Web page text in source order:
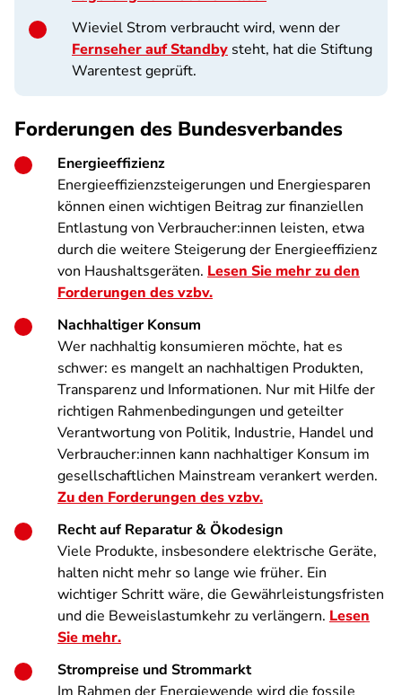
Wieviel Strom verbraucht wird, wenn der
Fernseher auf Standby steht, hat die Stiftung
Warentest geprüft.
Forderungen des Bundesverbandes
Energieeffizienz
Energieeffizienzsteigerungen und Energiesparen
können einen wichtigen Beitrag zur finanziellen
Entlastung von Verbraucher:innen leisten, etwa
durch die weitere Steigerung der Energieeffizienz
von Haushaltsgeräten. Lesen Sie mehr zu den
Forderungen des vzbv.
Nachhaltiger Konsum
Wer nachhaltig konsumieren möchte, hat es
schwer: es mangelt an nachhaltigen Produkten,
Transparenz und Informationen. Nur mit Hilfe der
richtigen Rahmenbedingungen und geteilter
Verantwortung von Politik, Industrie, Handel und
Verbraucher:innen kann nachhaltiger Konsum im
gesellschaftlichen Mainstream verankert werden.
Zu den Forderungen des vzbv.
Recht auf Reparatur & Ökodesign
Viele Produkte, insbesondere elektrische Geräte,
halten nicht mehr so lange wie früher. Ein
wichtiger Schritt wäre, die Gewährleistungsfristen
und die Beweislastumkehr zu verlängern. Lesen
Sie mehr.
Strompreise und Strommarkt